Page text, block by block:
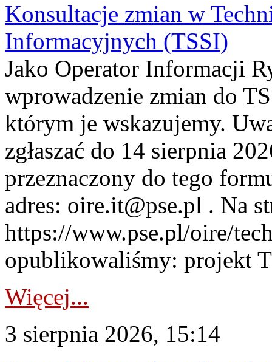
Konsultacje zmian w
Informacyjnych (TSSI)
Jako Operator Informacji
wprowadzenie zmian do
którym je wskazujemy.
zgłaszać do 14 sierpnia
przeznaczony do tego
adres: oire.it@pse.pl . Na
https://www.pse.pl/oire/
opublikowaliśmy: projekt
Więcej...
3 sierpnia 2026, 15:14